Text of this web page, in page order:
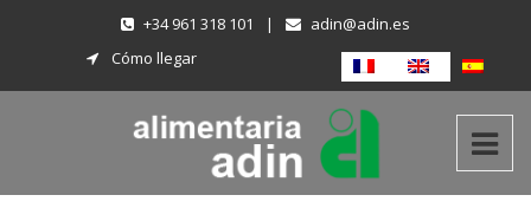
+34 961 318 101 |
adin@adin.es
Cómo llegar